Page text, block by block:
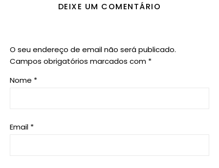
DEIXE UM COMENTÁRIO
O seu endereço de email não será publicado.
Campos obrigatórios marcados com *
Nome *
Email *